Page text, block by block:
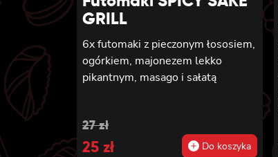
GRILL
6x futomaki z pieczonym łososiem,
ogórkiem, majonezem lekko
pikantnym, masago i sałatą
27zł
Original
price
25 zł
Current
price
Do koszyka